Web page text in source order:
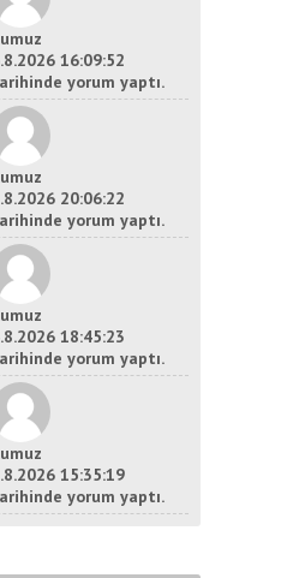
16:09:52
yorum yaptı.
20:06:22
yorum yaptı.
18:45:23
yorum yaptı.
15:35:19
yorum yaptı.